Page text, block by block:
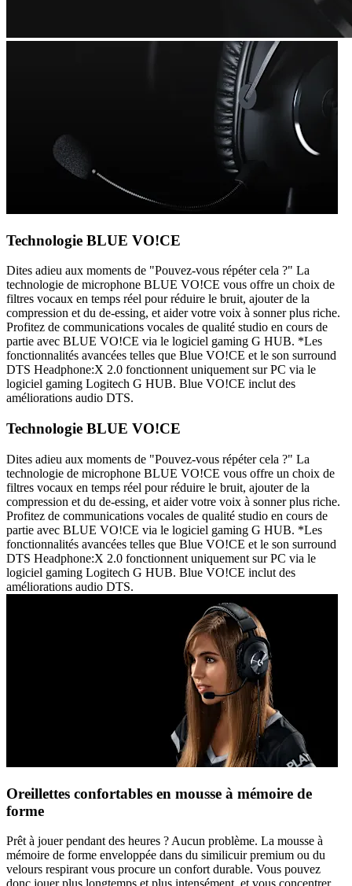
Technologie BLUE VO!CE
Dites adieu aux moments de "Pouvez-vous répéter cela ?" La
technologie de microphone BLUE VO!CE vous offre un choix de
filtres vocaux en temps réel pour réduire le bruit, ajouter de la
compression et du de-essing, et aider votre voix à sonner plus riche.
Profitez de communications vocales de qualité studio en cours de
partie avec BLUE VO!CE via le logiciel gaming G HUB. *Les
fonctionnalités avancées telles que Blue VO!CE et le son surround
DTS Headphone:X 2.0 fonctionnent uniquement sur PC via le
logiciel gaming Logitech G HUB. Blue VO!CE inclut des
améliorations audio DTS.
Technologie BLUE VO!CE
Dites adieu aux moments de "Pouvez-vous répéter cela ?" La
technologie de microphone BLUE VO!CE vous offre un choix de
filtres vocaux en temps réel pour réduire le bruit, ajouter de la
compression et du de-essing, et aider votre voix à sonner plus riche.
Profitez de communications vocales de qualité studio en cours de
partie avec BLUE VO!CE via le logiciel gaming G HUB. *Les
fonctionnalités avancées telles que Blue VO!CE et le son surround
DTS Headphone:X 2.0 fonctionnent uniquement sur PC via le
logiciel gaming Logitech G HUB. Blue VO!CE inclut des
améliorations audio DTS.
Oreillettes confortables en mousse à mémoire de
forme
Prêt à jouer pendant des heures ? Aucun problème. La mousse à
mémoire de forme enveloppée dans du similicuir premium ou du
velours respirant vous procure un confort durable. Vous pouvez